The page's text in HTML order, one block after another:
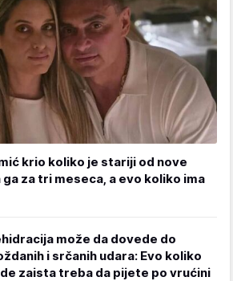
krio koliko je stariji od nove
za tri meseca, a evo koliko ima
može da dovede do
i srčanih udara: Evo koliko
zaista treba da pijete po vrućini